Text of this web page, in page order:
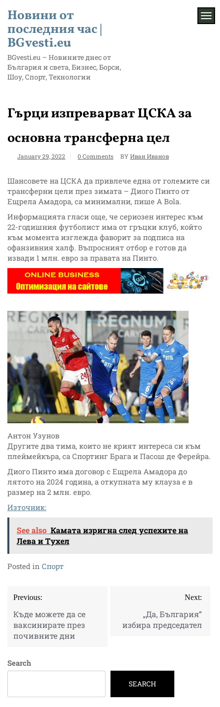
content
Новини от
последния час |
BGvesti.eu
BGvesti.eu – Новините днес от
България и света, Бизнес, Борси,
Шоу, Спорт, Технологии
Гърци изпреварват ЦСКА за
основна трансферна цел
January 29, 2022 0 Comments BY Иван Иванов
Шансовете на ЦСКА да привлече една от големите си
трансферни цели през зимата – Диого Пинто от
Ещрела Амадора, са минимални, пише A Bola.
Информацията гласи още, че сериозен интерес към
22-годишния футболист има от гръцки клуб, който
към момента изглежда фаворит за подписа на
офанзивния халф. Въпросният отбор е готов да
извади 1 млн. евро за правата на Пинто.
Антон Узунов
Другите два тима, които не крият интереса си към
плеймейкъра, са Спортинг Брага и Пасош де Ферейра.
Диого Пинто има договор с Ещрела Амадора до
лятото на 2024 година, а откупната му клауза е в
размер на 2 млн. евро.
Източник:
See also Камата изригна след успехите на
Лева и Тухел
Posted in Спорт
Post
navigation
Previous:
Къде можете да се
ваксинирате през
почивните дни
Next:
„Да, България“
избира председател
Search
SEARCH